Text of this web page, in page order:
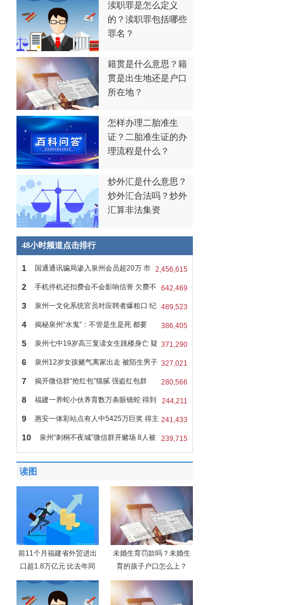
渎职罪是怎么定义
的？渎职罪包括哪些
罪名？
籍贯是什么意思？籍
贯是出生地还是户口
所在地？
怎样办理二胎准生
证？二胎准生证的办
理流程是什么？
炒外汇是什么意思？
炒外汇合法吗？炒外
汇算非法集资
48小时频道点击排行
2,456,615
1 国通通讯骗局渗入泉州会员超20万 市
民 642,469
2 手机停机还扣费会不会影响信誉 欠费不
489,523
3 泉州一文化系统官员对应聘者爆粗口 纪
386,405
4 揭秘泉州“水鬼”：不管是生是死 都要
371,290
5 泉州七中19岁高三复读女生跳楼身亡 疑
327,021
6 泉州12岁女孩赌气离家出走 被陌生男子
280,566
7 揭开微信群“抢红包”猫腻 强盗红包群
244,211
8 福建一养蛇小伙养育数万条眼镜蛇 得到
241,433
9 惠安一体彩站点有人中5425万巨奖 得主
239,715
10 泉州“刺桐不夜城”微信群开赌场 8人被
读图
前11个月福建省外贸进出
口超1.8万亿元 比去年同
未婚生育罚款吗？未婚生
育的孩子户口怎么上？